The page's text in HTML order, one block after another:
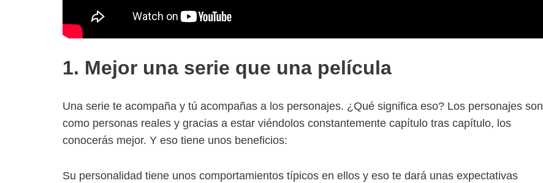
1. Mejor una serie que una película
Una serie te acompaña y tú acompañas a los personajes. ¿Qué significa eso? Los personajes son
como personas reales y gracias a estar viéndolos constantemente capítulo tras capítulo, los
conocerás mejor. Y eso tiene unos beneficios:
Su personalidad tiene unos comportamientos típicos en ellos y eso te dará unas expectativas